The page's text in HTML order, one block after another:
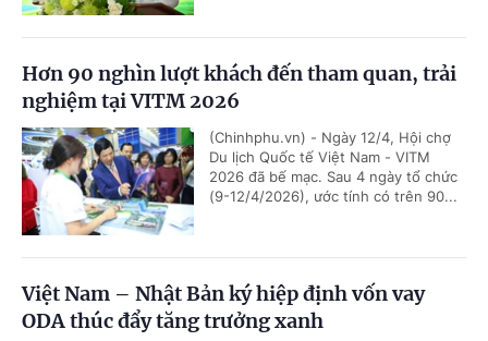
Hơn 90 nghìn lượt khách đến tham quan, trải
nghiệm tại VITM 2026
(Chinhphu.vn) - Ngày 12/4, Hội chợ
Du lịch Quốc tế Việt Nam - VITM
2026 đã bế mạc. Sau 4 ngày tổ chức
(9-12/4/2026), ước tính có trên 90...
Việt Nam – Nhật Bản ký hiệp định vốn vay
ODA thúc đẩy tăng trưởng xanh